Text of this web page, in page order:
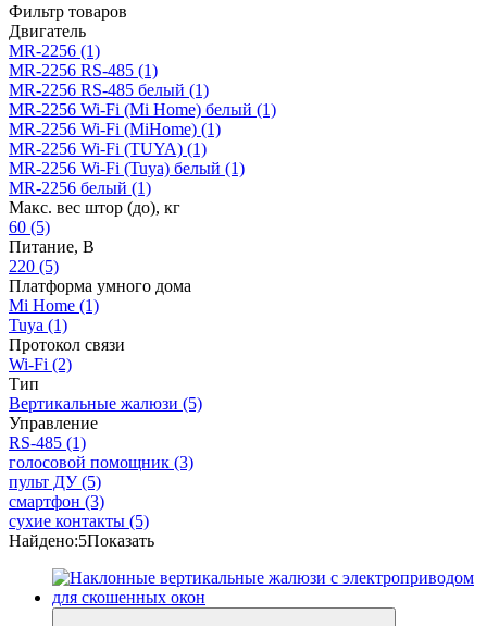
Фильтр товаров
Двигатель
MR-2256 (1)
MR-2256 RS-485 (1)
MR-2256 RS-485 белый (1)
MR-2256 Wi-Fi (Mi Home) белый (1)
MR-2256 Wi-Fi (MiHome) (1)
MR-2256 Wi-Fi (TUYA) (1)
MR-2256 Wi-Fi (Tuya) белый (1)
MR-2256 белый (1)
Макс. вес штор (до), кг
60 (5)
Питание, В
220 (5)
Платформа умного дома
Mi Home (1)
Tuya (1)
Протокол связи
Wi-Fi (2)
Тип
Вертикальные жалюзи (5)
Управление
RS-485 (1)
голосовой помощник (3)
пульт ДУ(5)
смартфон (3)
сухие контакты (5)
Найдено:5Показать